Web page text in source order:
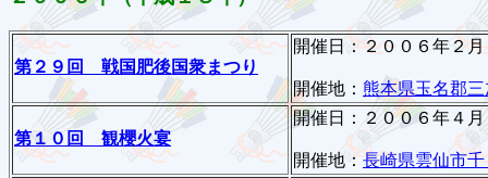
第２９回 戦国肥後国衆まつり
開催日：２００６年２
開催地： 熊本県玉名郡
第１０回 観櫻火宴
開催日：２００６年４
開催地：長崎県雲仙市